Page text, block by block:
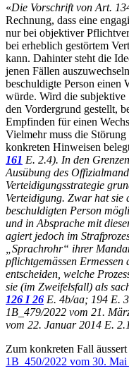
«Die Vorschrift von Art.
Rechnung, dass eine
nur bei objektiver
bei erheblich gestörtem
kann. Dahinter steht die
jenen Fällen
beschuldigte Person einen
würde. Wird die subjektive
den Vordergrund gestellt,
Empfinden für einen
Vielmehr muss die Störung
konkreten Hinweisen
161 E. 2.4). In den
Ausübung des
Verteidigungsstrategie
Verteidigung. Zwar hat sie
beschuldigten Person
und in Absprache mit
agiert jedoch im
„Sprachrohr“ ihrer
pflichtgemässen
entscheiden, welche
sie (im Zweifelsfall) als
126 I 26 E. 4b/aa; 194 E.
1B_479/2022 vom 21.
vom 22. Januar 2014 E.
Zum konkreten Fall
1B_450/2022 vom 30. Mai